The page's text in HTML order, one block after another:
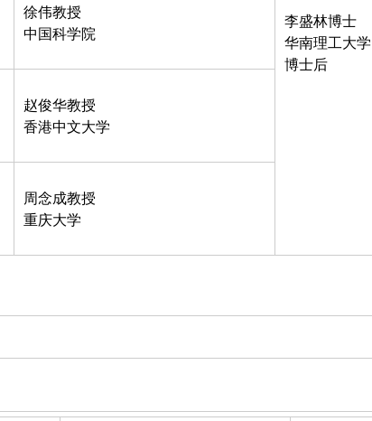
李盛林博士
华南理工大学
博士后
徐伟教授
中国科学院
赵俊华教授
香港中文大学
周念成教授
重庆大学